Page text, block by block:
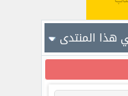
هذا المنتدى